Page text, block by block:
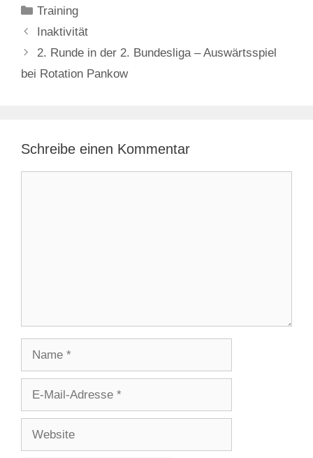
Kategorien
Training
Inaktivität
2. Runde in der 2. Bundesliga – Auswärtsspiel
bei Rotation Pankow
Schreibe einen Kommentar
Adresse